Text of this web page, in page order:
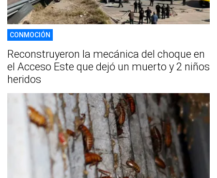
CONMOCIÓN
Reconstruyeron la mecánica del choque en
el Acceso Este que dejó un muerto y 2 niños
heridos